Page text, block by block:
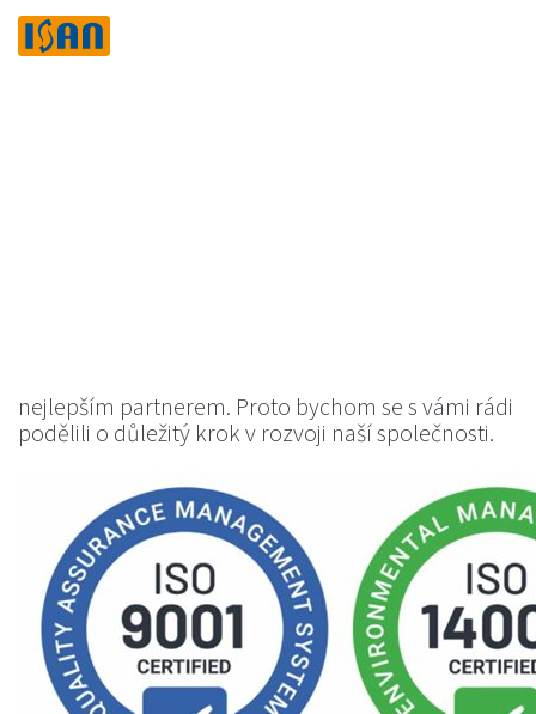
nejlepším partnerem. Proto bychom se s vámi rádi
podělili o důležitý krok v rozvoji naší společnosti.